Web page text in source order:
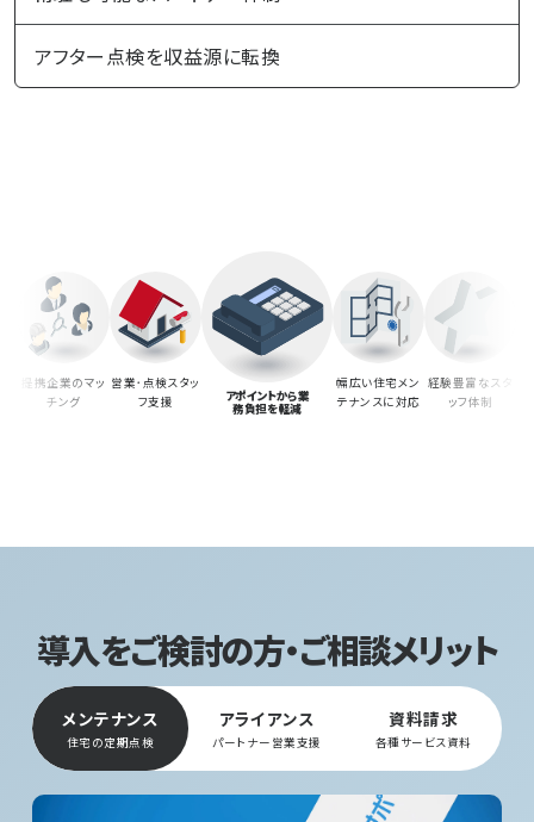
アフター点検を収益源に転換
提携企業のマッ
チング
営業･点検スタッ
フ支援
アポイントから業
務負担を軽減
幅広い住宅メン
テナンスに対応
経験豊富なスタ
ッフ体制
導入をご検討の方・ご相談メリット
メンテナンス
住宅の定期点検
アライアンス
パートナー営業支援
資料請求
各種サービス資料